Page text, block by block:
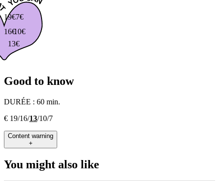
19€
16€
13€
10€
7€
Good to know
DURÉE : 60 min.
€ 19/16/13/10/7
Content warning
+
You might also like